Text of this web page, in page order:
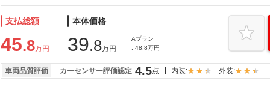
支払総額
45.8万円
本体価格
39.8万円
Aプラン
: 48.8万円
車両品質評価 カーセンサー評価認定 4.5点 内装: 外装: